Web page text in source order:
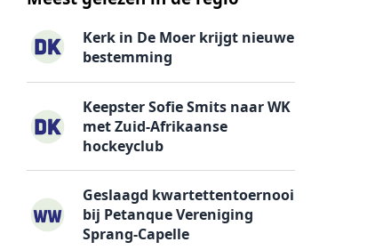
Kerk in De Moer krijgt nieuwe
bestemming
Keepster Sofie Smits naar WK
met Zuid-Afrikaanse
hockeyclub
Geslaagd kwartettentoernooi
bij Petanque Vereniging
Sprang-Capelle